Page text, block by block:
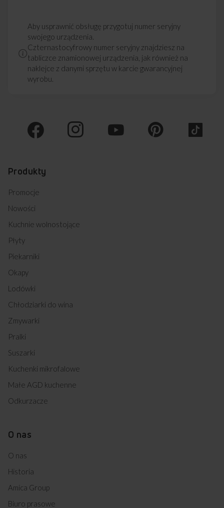
Aby usprawnić obsługę przygotuj numer seryjny
swojego urządzenia.
Czternastocyfrowy numer seryjny znajdziesz na
tabliczce znamionowej urządzenia, jak również na
naklejce z danymi sprzętu w karcie gwarancyjnej
wyrobu.
Produkty
Promocje
Nowości
Kuchnie wolnostojące
Płyty
Piekarniki
Okapy
Lodówki
Chłodziarki do wina
Zmywarki
Pralki
Suszarki
Kuchenki mikrofalowe
Małe AGD kuchenne
Odkurzacze
O nas
O nas
Historia
Amica Group
Biuro prasowe